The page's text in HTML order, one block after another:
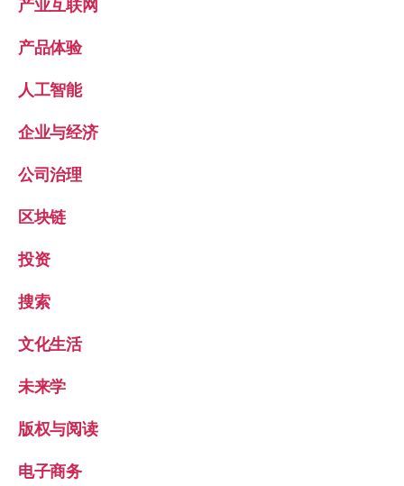
产业互联网
产品体验
人工智能
企业与经济
公司治理
区块链
投资
搜索
文化生活
未来学
版权与阅读
电子商务